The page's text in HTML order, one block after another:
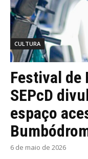
CULTURA
Festival de
SEPcD
espaço
6 de maio de 2026